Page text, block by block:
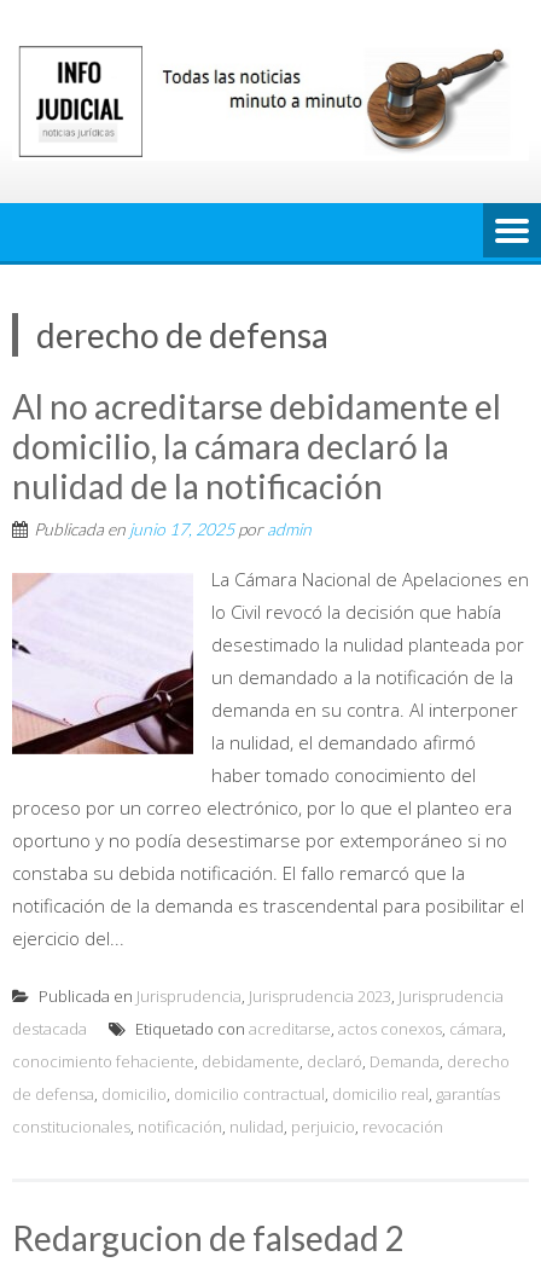
contenido
derecho de defensa
Al no acreditarse debidamente el
domicilio, la cámara declaró la
nulidad de la notificación
Publicada en junio 17, 2025poradmin
La Cámara Nacional de Apelaciones en
lo Civil revocó la decisión que había
desestimado la nulidad planteada por
un demandado a la notificación de la
demanda en su contra. Al interponer
la nulidad, el demandado afirmó
haber tomado conocimiento del
proceso por un correo electrónico, por lo que el planteo era
oportuno y no podía desestimarse por extemporáneo si no
constaba su debida notificación. El fallo remarcó que la
notificación de la demanda es trascendental para posibilitar el
ejercicio del...
Publicada en Jurisprudencia, Jurisprudencia 2023, Jurisprudencia
destacada
Etiquetado con acreditarse, actos conexos, cámara,
conocimiento fehaciente, debidamente, declaró, Demanda, derecho
de defensa, domicilio, domicilio contractual, domicilio real, garantías
constitucionales, notificación, nulidad, perjuicio, revocación
Redargucion de falsedad 2